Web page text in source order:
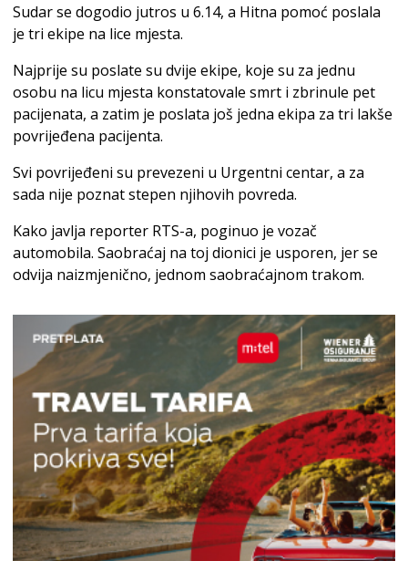
Sudar se dogodio jutros u 6.14, a Hitna pomoć poslala
je tri ekipe na lice mjesta.
Najprije su poslate su dvije ekipe, koje su za jednu
osobu na licu mjesta konstatovale smrt i zbrinule pet
pacijenata, a zatim je poslata još jedna ekipa za tri lakše
povrijeđena pacijenta.
Svi povrijeđeni su prevezeni u Urgentni centar, a za
sada nije poznat stepen njihovih povreda.
Kako javlja reporter RTS-a, poginuo je vozač
automobila. Saobraćaj na toj dionici je usporen, jer se
odvija naizmjenično, jednom saobraćajnom trakom.